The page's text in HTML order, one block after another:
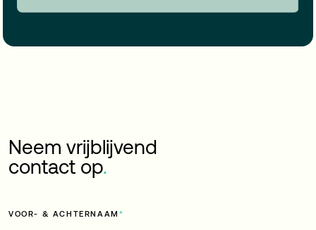
Neem vrijblijvend
contact op.
VOOR- & ACHTERNAAM *